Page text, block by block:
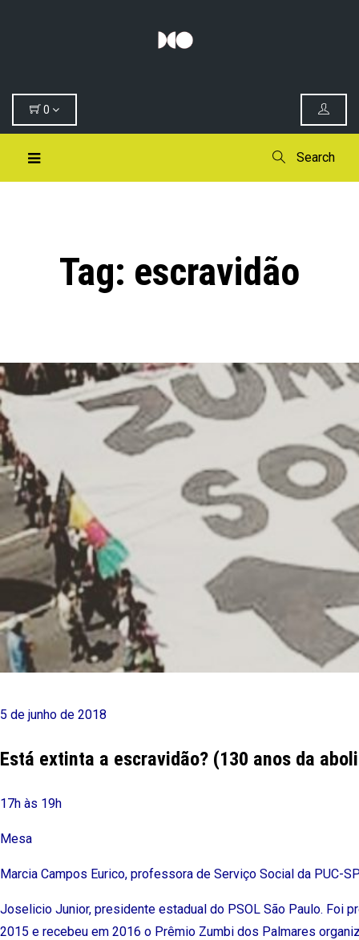
0
Search
Tag: escravidão
5 de junho de 2018
Está extinta a escravidão? (130 anos da
17h às 19h
Mesa
Marcia Campos Eurico, professora de Serviço Social da PUC-
Joselicio Junior, presidente estadual do PSOL São Paulo. Foi
2015 e recebeu em 2016 o Prêmio Zumbi dos Palmares